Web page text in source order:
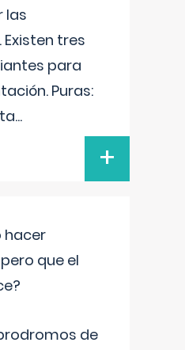
las
tres
para
Puras:
...
+
hacer
que el
de